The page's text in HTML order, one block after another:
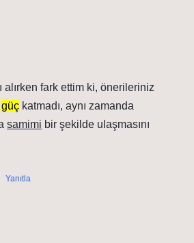
alırken fark ettim ki, önerileriniz
güç katmadı, aynı zamanda
samimi bir şekilde ulaşmasını
Yanıtla